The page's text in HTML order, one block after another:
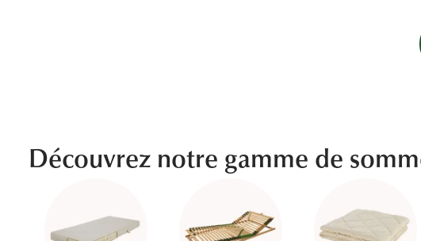
Découvrez notre gamme de